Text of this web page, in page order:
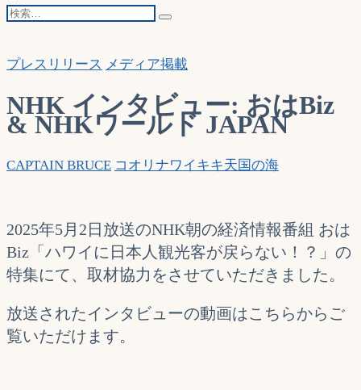
検
プレスリリース メディア掲載
NHK インタビュー: おはBiz
& NHKワールド JAPAN
CAPTAIN BRUCE コオリナワイキキ天国の海
2025年5月2日放送のNHK朝の経済情報番組 おは
Biz「ハワイに日本人観光客が戻らない！？」の
特集にて、取材協力をさせていただきました。
放送されたインタビューの動画はこちらからご
覧いただけます。